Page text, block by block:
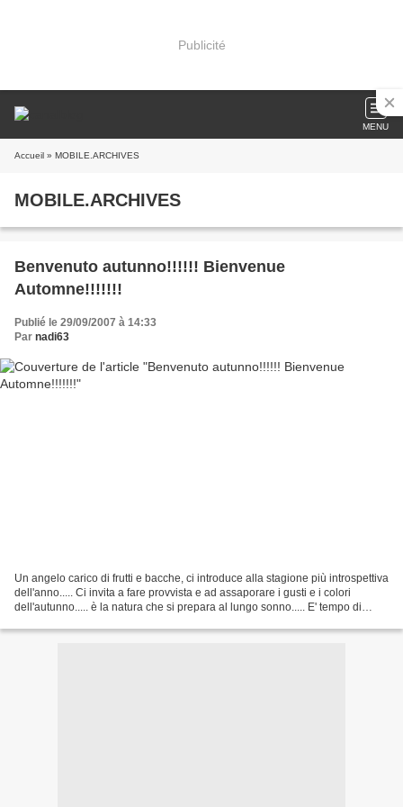
Publicité
MENU
Accueil » MOBILE.ARCHIVES
MOBILE.ARCHIVES
Benvenuto autunno!!!!!! Bienvenue
Automne!!!!!!!
Publié le 29/09/2007 à 14:33
Par nadi63
Un angelo carico di frutti e bacche, ci introduce alla stagione più introspettiva
dell'anno..... Ci invita a fare provvista e ad assaporare i gusti e i colori
dell'autunno..... è la natura che si prepara al lungo sonno..... E' tempo di